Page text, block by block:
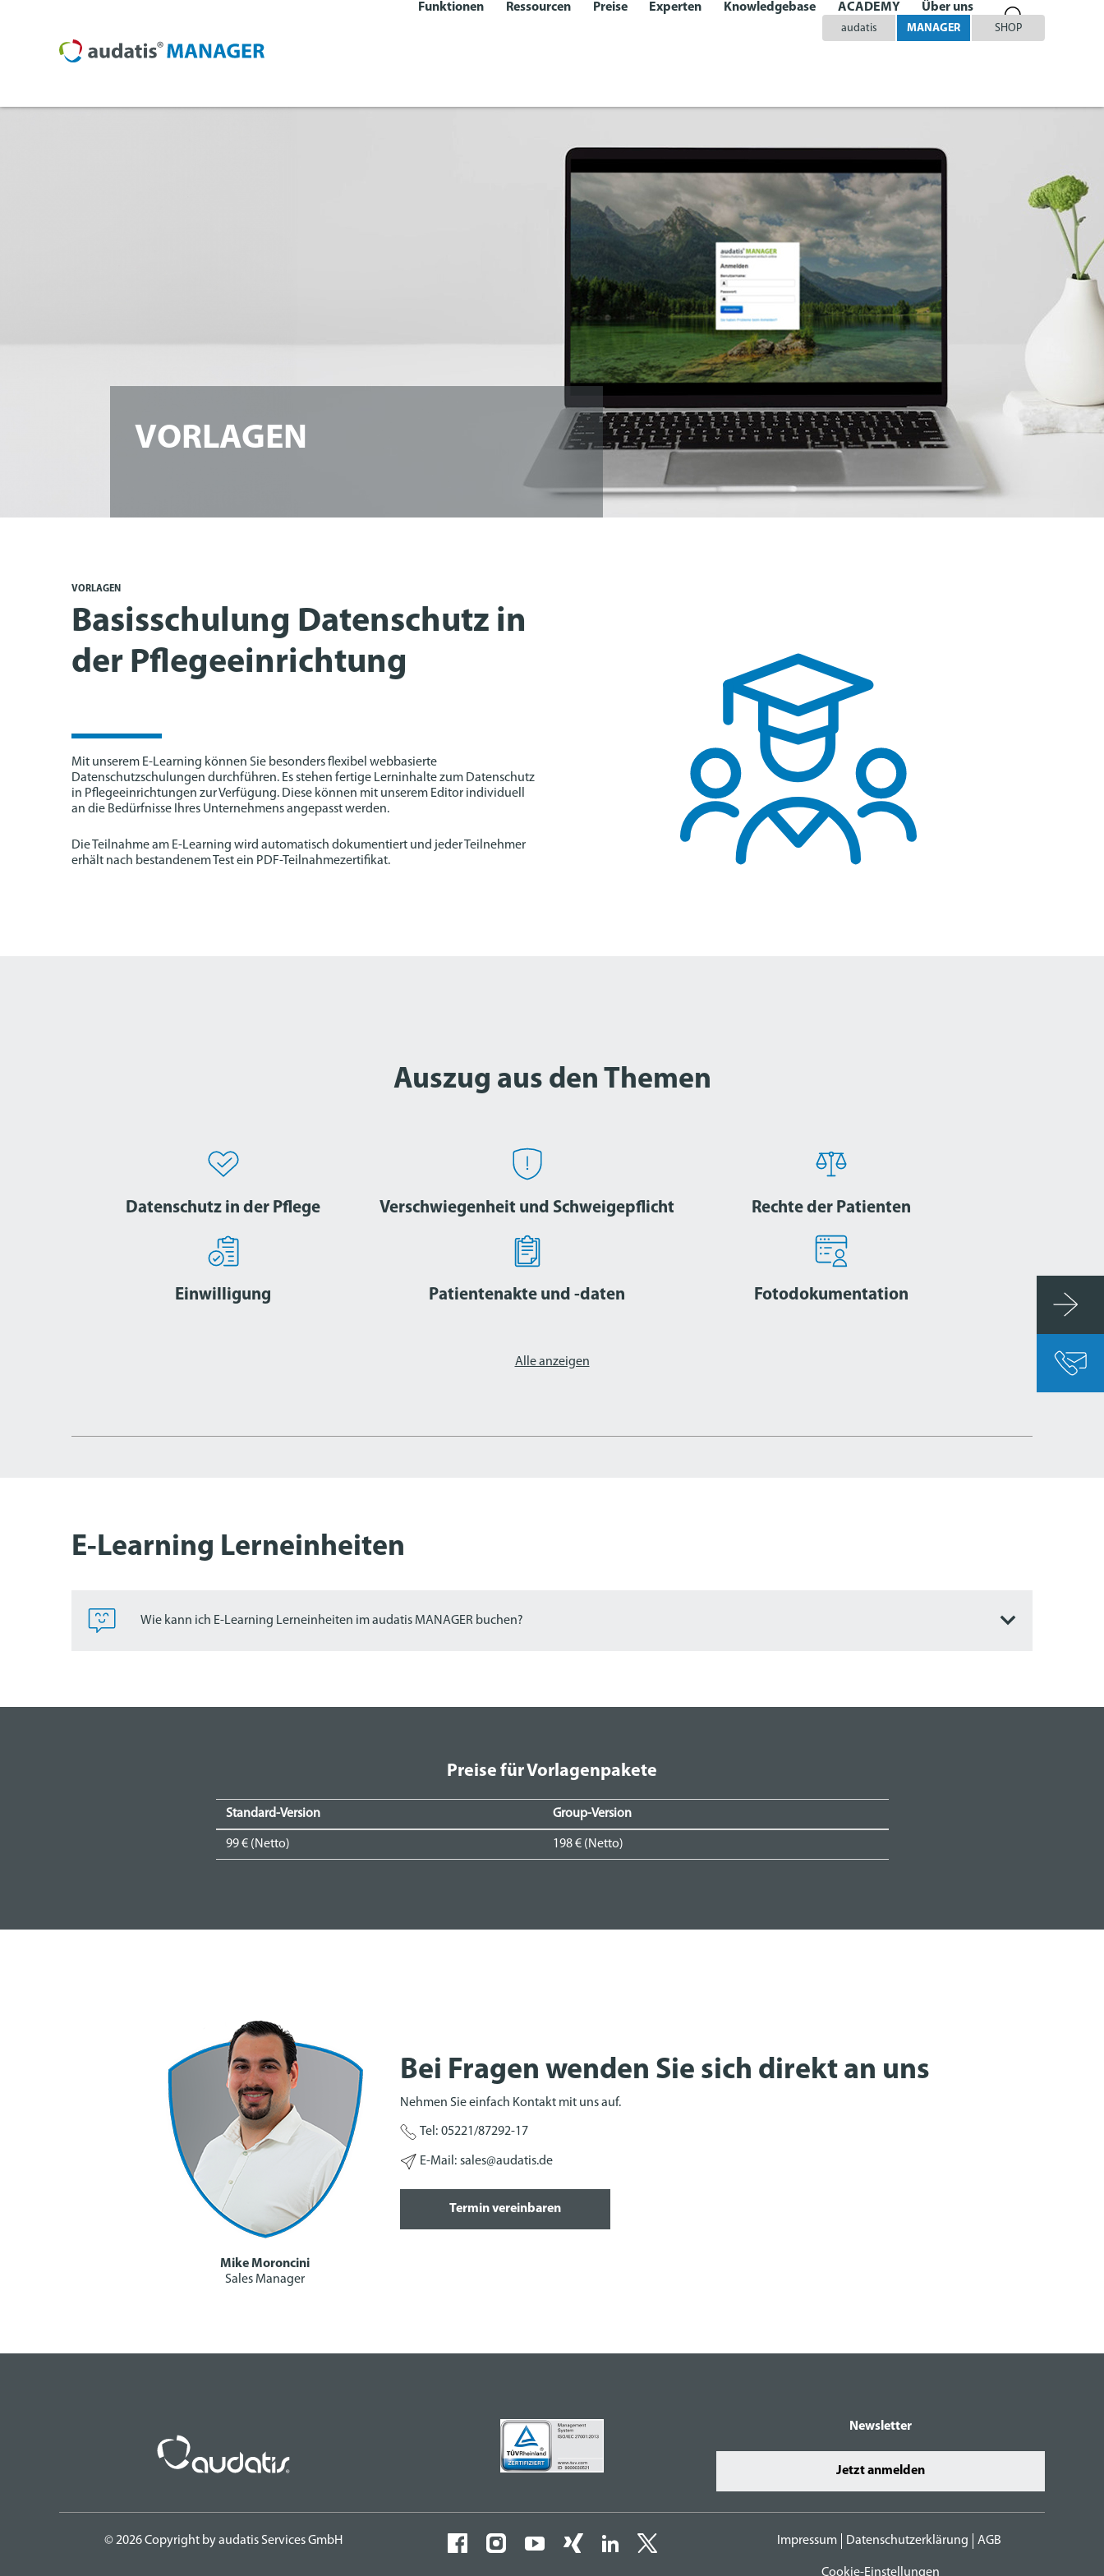
Funktionen Ressourcen Preise Experten Knowledgebase ACADEMY Über uns
audatis MANAGER SHOP
VORLAGEN
VORLAGEN
Basisschulung Datenschutz in
der Pflegeeinrichtung
Mit unserem E-Learning können Sie besonders flexibel webbasierte
Datenschutzschulungen durchführen. Es stehen fertige Lerninhalte zum Datenschutz
in Pflegeeinrichtungen zur Verfügung. Diese können mit unserem Editor individuell
an die Bedürfnisse Ihres Unternehmens angepasst werden.
Die Teilnahme am E-Learning wird automatisch dokumentiert und jeder Teilnehmer
erhält nach bestandenem Test ein PDF-Teilnahmezertifikat.
Auszug aus den Themen
Datenschutz in der Pflege Verschwiegenheit und Schweigepflicht Rechte der Patienten
Einwilligung Patientenakte und -daten Fotodokumentation
Alle anzeigen
E-Learning Lerneinheiten
Wie kann ich E-Learning Lerneinheiten im audatis MANAGER buchen?
Preise für Vorlagenpakete
Standard-Version Group-Version
99 € (Netto) 198 € (Netto)
Mike Moroncini
Sales Manager
Bei Fragen wenden Sie sich direkt an uns
Nehmen Sie einfach Kontakt mit uns auf.
Tel: 05221/87292-17
E-Mail: sales@audatis.de
Termin vereinbaren
Newsletter
Jetzt anmelden
© 2026 Copyright by audatis Services GmbH Impressum Datenschutzerklärung AGB
Cookie-Einstellungen